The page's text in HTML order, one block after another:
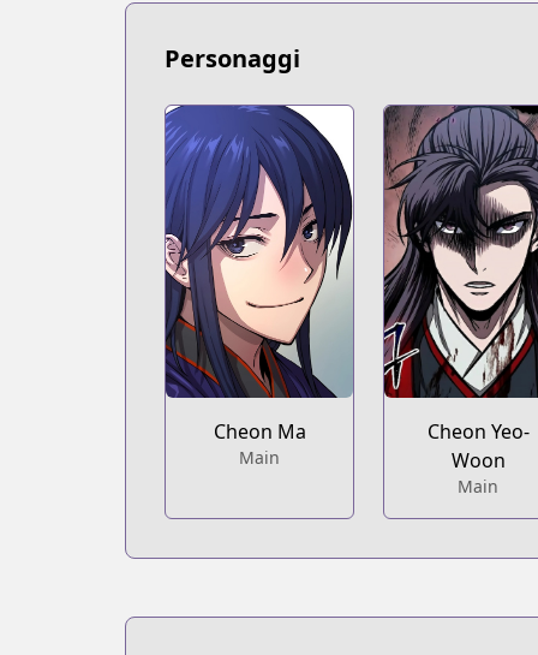
https://comic.naver.com/webtoon/
Personaggi
Cheon Ma
Main
Cheon Yeo-
Woon
Main